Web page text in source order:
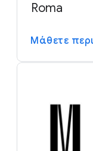
Roma
Μάθετε